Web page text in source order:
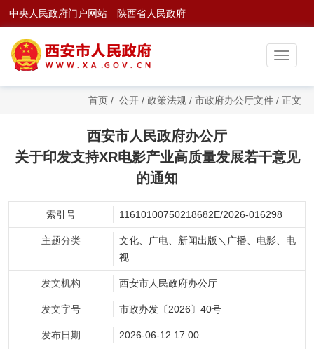
中央人民政府门户网站 陕西省人民政府
首页 / 公开 / 政策法规 / 市政府办公厅文件 / 正文
西安市人民政府办公厅
关于印发支持XR电影产业高质量发展若干意见
的通知
索引号 11610100750218682E/2026-016298
主题分类
文化、广电、新闻出版＼广播、电影、电
视
发文机构 西安市人民政府办公厅
发文字号 市政办发〔2026〕40号
发布日期 2026-06-12 17:00